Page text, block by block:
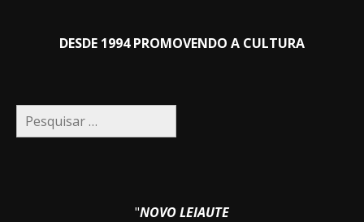
DESDE 1994 PROMOVENDO A CULTURA
Pesquisar
por:
"NOVO LEIAUTE